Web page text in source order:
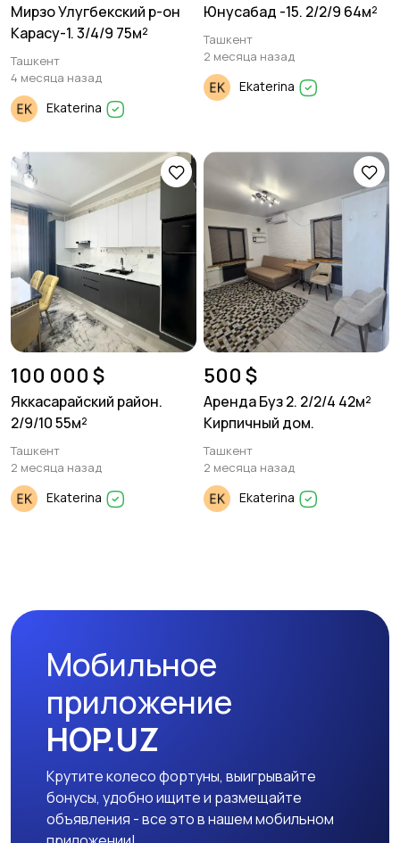
Мирзо Улугбекский р-он
Карасу-1. 3/4/9 75м²
Ташкент
4 месяца назад
Ekaterina
Юнусабад -15. 2/2/9 64м²
Ташкент
2 месяца назад
Ekaterina
100 000 $
Яккасарайский район.
2/9/10 55м²
Ташкент
2 месяца назад
Ekaterina
500 $
Аренда Буз 2. 2/2/4 42м²
Кирпичный дом.
Ташкент
2 месяца назад
Ekaterina
Мобильное
приложение
HOP.UZ
Крутите колесо фортуны, выигрывайте
бонусы, удобно ищите и размещайте
объявления - все это в нашем мобильном